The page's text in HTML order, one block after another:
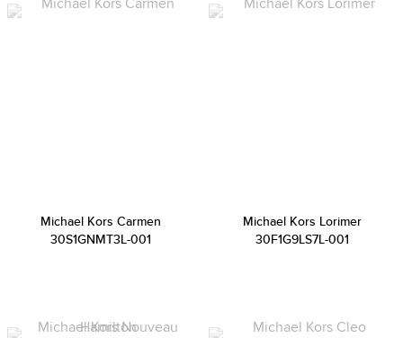
Michael Kors Carmen
30S1GNMT3L-001
Michael Kors Lorimer
30F1G9LS7L-001